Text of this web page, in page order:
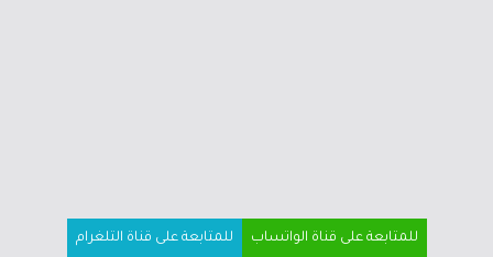
للمتابعة على قناة الواتساب للمتابعة على قناة التلغرام